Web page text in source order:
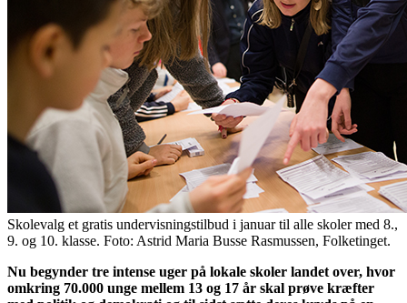
Skolevalg et gratis undervisningstilbud i januar til alle skoler med 8.,
9. og 10. klasse. Foto: Astrid Maria Busse Rasmussen, Folketinget.
Nu begynder tre intense uger på lokale skoler landet over, hvor
omkring 70.000 unge mellem 13 og 17 år skal prøve kræfter